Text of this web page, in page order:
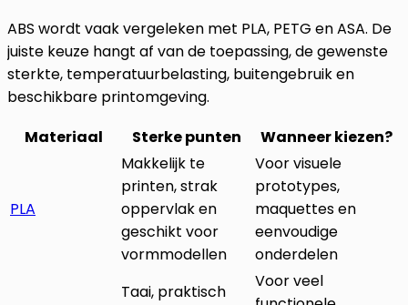
ABS wordt vaak vergeleken met PLA, PETG en ASA. De
juiste keuze hangt af van de toepassing, de gewenste
sterkte, temperatuurbelasting, buitengebruik en
beschikbare printomgeving.
Materiaal
Sterke punten Wanneer kiezen?
PLA
Makkelijk te
printen, strak
oppervlak en
geschikt voor
vormmodellen
Voor visuele
prototypes,
maquettes en
eenvoudige
onderdelen
Taai, praktisch
Voor veel